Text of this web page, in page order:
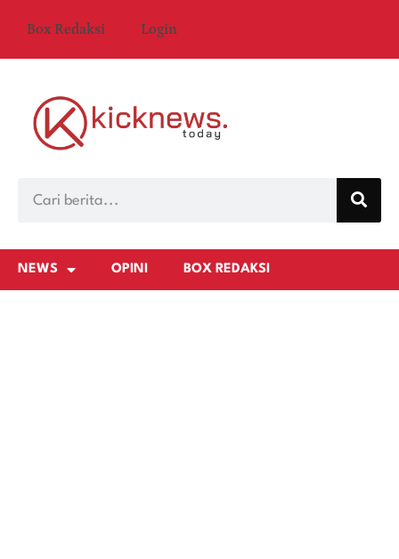
Box Redaksi Login
NEWS OPINI BOX REDAKSI